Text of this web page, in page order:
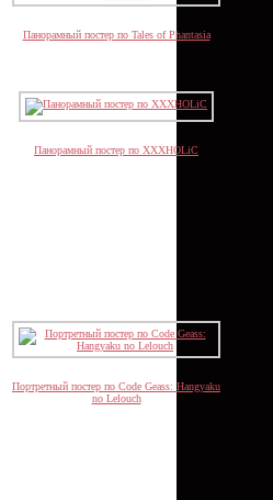
Панорамный постер по Tales of Phantasia
Панорамный постер по XXXHOLiC
Портретный постер по Code Geass: Hangyaku
no Lelouch